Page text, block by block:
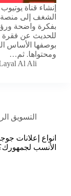
إنشاء قناة
الشغف إلى منصة
بفكرة واضحة
للحديث عن فقرة
بوصفها الأساس
ومحتواها. ثم…
Al Ali
التسويق
الأنسب